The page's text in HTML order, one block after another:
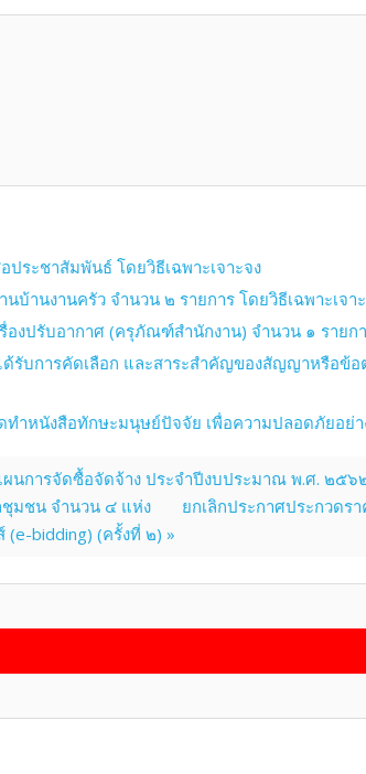
ระชาสัมพันธ์ โดยวิธีเฉพาะเจาะจง
บ้านงานครัว จำนวน ๒ รายการ โดยวิธีเฉพาะเจา
องปรับอากาศ (ครุภัณฑ์สำนักงาน) จำนวน ๑ รายก
รับการคัดเลือก และสาระสำคัญของสัญญาหรือข้
ทำหนังสือทักษะมนุษย์ปัจจัย เพื่อความปลอดภัยอย่า
ผนการจัดซื้อจัดจ้าง ประจำปีงบประมาณ พ.ศ. ๒๕
มชน จำนวน ๔ แห่ง
ยกเลิกประกาศประกวดร
(e-bidding) (ครั้งที่ ๒) »